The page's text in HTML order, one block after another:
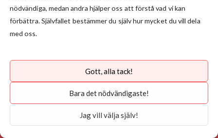
nödvändiga, medan andra hjälper oss att förstå vad vi kan
förbättra. Självfallet bestämmer du själv hur mycket du vill dela
med oss.
Gott, alla tack!
Bara det nödvändigaste!
Jag vill välja själv!
Våra lösningar
Kunskapsbank
Kunskapsbank
Om oss
Nyhetsbrev